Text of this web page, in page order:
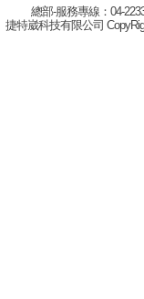
總部-服務專線：04-
捷特崴科技有限公司